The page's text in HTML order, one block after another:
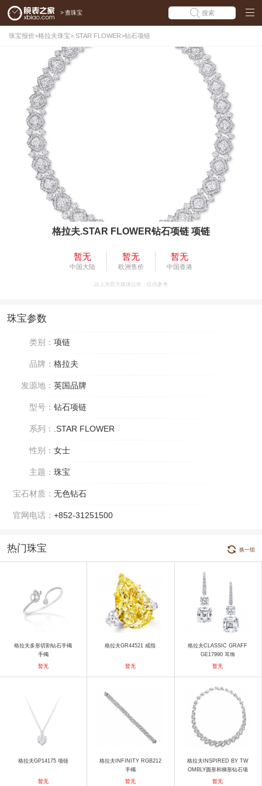
> 查珠宝 搜索
珠宝报价>格拉夫珠宝> .STAR FLOWER>钻石项链
格拉夫.STAR FLOWER钻石项链 项链
暂无
中国大陆
暂无
欧洲售价
暂无
中国香港
以上为官方媒体公价，仅供参考
珠宝参数
类别： 项链
品牌： 格拉夫
发源地： 英国品牌
型号： 钻石项链
系列： .STAR FLOWER
性别： 女士
主题： 珠宝
宝石材质： 无色钻石
官网电话： +852-31251500
热门珠宝 换一组
格拉夫多形切割钻石手镯
手镯
暂无
格拉夫GR44521 戒指
暂无
格拉夫CLASSIC GRAFF
GE17990 耳饰
暂无
格拉夫GP14175 项链
暂无
格拉夫INFINITY RGB212
手镯
暂无
格拉夫INSPIRED BY TW
OMBLY圆形和梯形钻石项
链 项链
暂无